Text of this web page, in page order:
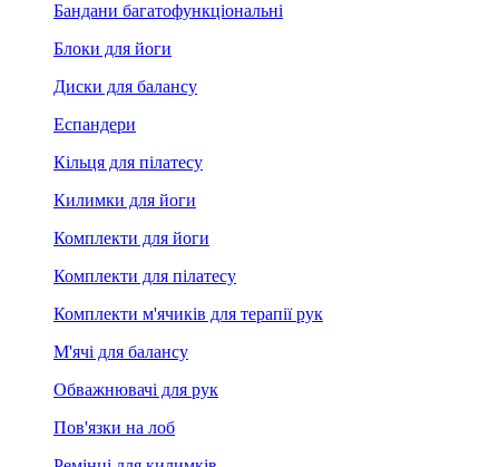
Бандани багатофункціональні
Блоки для йоги
Диски для балансу
Еспандери
Кільця для пілатесу
Килимки для йоги
Комплекти для йоги
Комплекти для пілатесу
Комплекти м'ячиків для терапії рук
М'ячі для балансу
Обважнювачі для рук
Пов'язки на лоб